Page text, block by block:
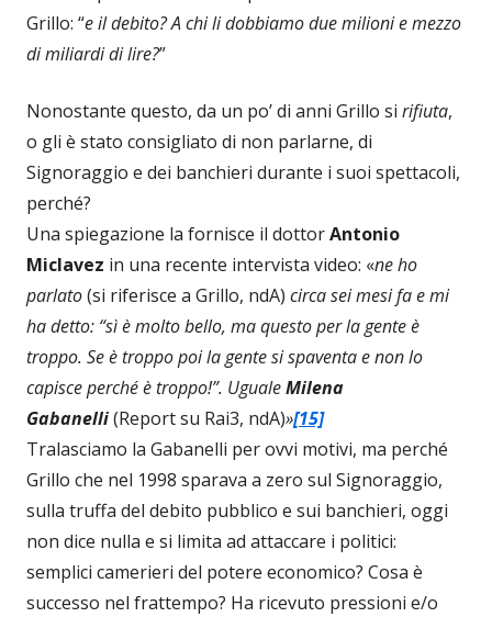
Grillo: “e il debito? A chi li dobbiamo due milioni e mezzo
di miliardi di lire?”
Nonostante questo, da un po’ di anni Grillo si rifiuta,
o gli è stato consigliato di non parlarne, di
Signoraggio e dei banchieri durante i suoi spettacoli,
perché?
Una spiegazione la fornisce il dottorAntonio
Miclavez in una recente intervista video: «ne ho
parlato(si riferisce a Grillo, ndA) circa sei mesi fa e mi
ha detto: “sì è molto bello, ma questo per la gente è
troppo. Se è troppo poi la gente si spaventa e non lo
capisce perché è troppo!”. UgualeMilena
Gabanelli(Report su Rai3, ndA)»[15]
Tralasciamo la Gabanelli per ovvi motivi, ma perché
Grillo che nel 1998 sparava a zero sul Signoraggio,
sulla truffa del debito pubblico e sui banchieri, oggi
non dice nulla e si limita ad attaccare i politici:
semplici camerieri del potere economico? Cosa è
successo nel frattempo? Ha ricevuto pressioni e/o